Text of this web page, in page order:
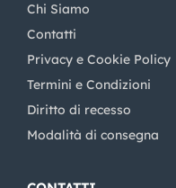
Chi Siamo
Contatti
Privacy e Cookie Policy
Termini e Condizioni
Diritto di recesso
Modalità di consegna